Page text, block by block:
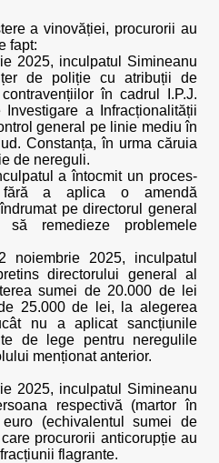
a vinovăției, procurorii au
fapt:
2025, inculpatul Simineanu
de poliție cu atribuții de
în cadrul I.P.J.
a Infracționalității
general pe linie mediu în
Constanța, în urma căruia
de nereguli.
a întocmit un proces-
fără a aplica o amendă
pe directorul general
remedieze problemele
noiembrie 2025, inculpatul
directorului general al
sumei de 20.000 de lei
25.000 de lei, la alegerea
nu a aplicat sancțiunile
de lege pentru neregulile
menționat anterior.
2025, inculpatul Simineanu
respectivă (martor în
(echivalentul sumei de
procurorii anticorupție au
flagrante.